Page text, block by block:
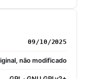
09/10/2025
não modificado